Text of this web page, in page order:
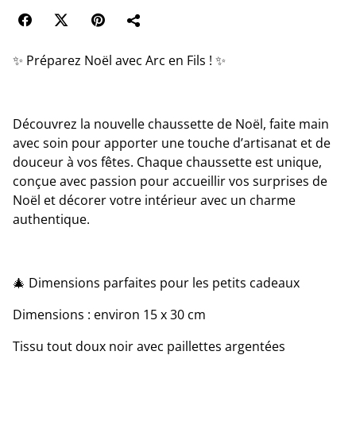
✨ Préparez Noël avec Arc en Fils ! ✨
Découvrez la nouvelle chaussette de Noël, faite main
avec soin pour apporter une touche d’artisanat et de
douceur à vos fêtes. Chaque chaussette est unique,
conçue avec passion pour accueillir vos surprises de
Noël et décorer votre intérieur avec un charme
authentique.
🎄 Dimensions parfaites pour les petits cadeaux
Dimensions : environ 15 x 30 cm
Tissu tout doux noir avec paillettes argentées